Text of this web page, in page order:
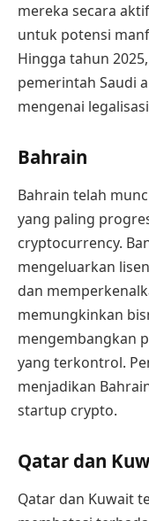
mereka secara
untuk potensi
Hingga tahun
pemerintah Saudi
mengenai legalisasi
Bahrain
Bahrain telah
yang paling
cryptocurrency.
mengeluarkan
dan
memungkinkan
mengembangkan
yang terkontrol.
menjadikan
startup crypto.
Qatar dan
Qatar dan Kuwait